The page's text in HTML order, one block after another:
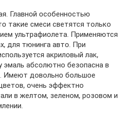
Главной особенностью
такие смеси светятся только
ультрафиолета. Применяются
для тюнинга авто. При
акриловый лак,
эмаль абсолютно безопасна в
Имеют довольно большое
очень эффектно
в желтом, зеленом, розовом и